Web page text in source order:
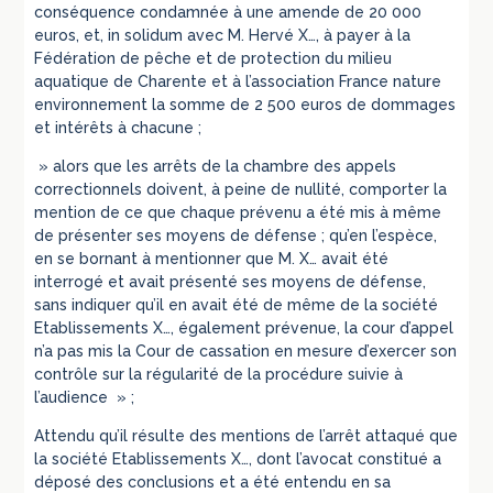
conséquence condamnée à une amende de 20 000
euros, et, in solidum avec M. Hervé X…, à payer à la
Fédération de pêche et de protection du milieu
aquatique de Charente et à l’association France nature
environnement la somme de 2 500 euros de dommages
et intérêts à chacune ;
» alors que les arrêts de la chambre des appels
correctionnels doivent, à peine de nullité, comporter la
mention de ce que chaque prévenu a été mis à même
de présenter ses moyens de défense ; qu’en l’espèce,
en se bornant à mentionner que M. X… avait été
interrogé et avait présenté ses moyens de défense,
sans indiquer qu’il en avait été de même de la société
Etablissements X…, également prévenue, la cour d’appel
n’a pas mis la Cour de cassation en mesure d’exercer son
contrôle sur la régularité de la procédure suivie à
l’audience » ;
Attendu qu’il résulte des mentions de l’arrêt attaqué que
la société Etablissements X…, dont l’avocat constitué a
déposé des conclusions et a été entendu en sa